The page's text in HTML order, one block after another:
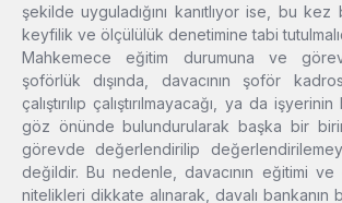
şekilde uyguladığını kanıtlıyor ise, bu kez
keyfilik ve ölçülülük denetimine tabi
Mahkemece eğitim durumuna ve
şoförlük dışında, davacının şoför
çalıştırılıp çalıştırılmayacağı, ya da
göz önünde bulundurularak başka bir
görevde değerlendirilip
değildir. Bu nedenle, davacının eğitimi ve
nitelikleri dikkate alınarak, davalı bankanın